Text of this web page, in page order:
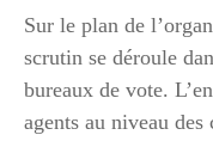
Sur le plan de
scrutin se déroule
bureaux de vote.
agents au niveau